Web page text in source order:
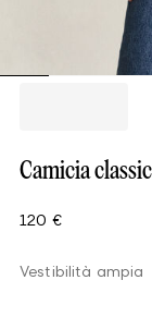
Camicia
120 €
Vestibilità ampia